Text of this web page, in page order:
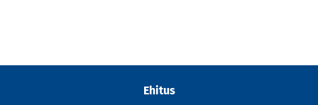
Ehitus